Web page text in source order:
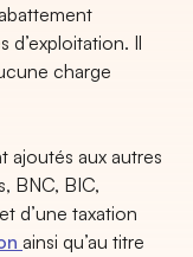
d’exploitation. Il
charge
ajoutés aux autres
BNC, BIC,
d’une taxation
ainsi qu’au titre